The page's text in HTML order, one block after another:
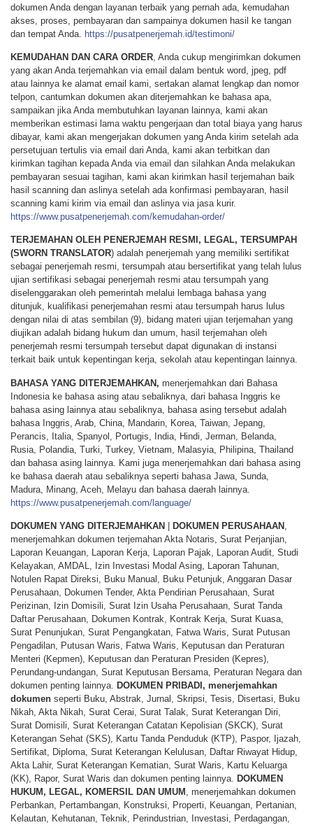
dokumen Anda dengan layanan terbaik yang pernah ada, kemudahan
akses, proses, pembayaran dan sampainya dokumen hasil ke tangan
dan tempat Anda. https://pusatpenerjemah.id/testimoni/
KEMUDAHAN DAN CARA ORDER, Anda cukup mengirimkan dokumen
yang akan Anda terjemahkan via email dalam bentuk word, jpeg, pdf
atau lainnya ke alamat email kami, sertakan alamat lengkap dan nomor
telpon, cantumkan dokumen akan diterjemahkan ke bahasa apa,
sampaikan jika Anda membutuhkan layanan lainnya, kami akan
memberikan estimasi lama waktu pengerjaan dan total biaya yang harus
dibayar, kami akan mengerjakan dokumen yang Anda kirim setelah ada
persetujuan tertulis via email dari Anda, kami akan terbitkan dan
kirimkan tagihan kepada Anda via email dan silahkan Anda melakukan
pembayaran sesuai tagihan, kami akan kirimkan hasil terjemahan baik
hasil scanning dan aslinya setelah ada konfirmasi pembayaran, hasil
scanning kami kirim via email dan aslinya via jasa kurir.
https://www.pusatpenerjemah.com/kemudahan-order/
TERJEMAHAN OLEH PENERJEMAH RESMI, LEGAL, TERSUMPAH
(SWORN TRANSLATOR) adalah penerjemah yang memiliki sertifikat
sebagai penerjemah resmi, tersumpah atau bersertifikat yang telah lulus
ujian sertifikasi sebagai penerjemah resmi atau tersumpah yang
diselenggarakan oleh pemerintah melalui lembaga bahasa yang
ditunjuk, kualifikasi penerjemahan resmi atau tersumpah harus lulus
dengan nilai di atas sembilan (9), bidang materi ujian terjemahan yang
diujikan adalah bidang hukum dan umum, hasil terjemahan oleh
penerjemah resmi tersumpah tersebut dapat digunakan di instansi
terkait baik untuk kepentingan kerja, sekolah atau kepentingan lainnya.
BAHASA YANG DITERJEMAHKAN, menerjemahkan dari Bahasa
Indonesia ke bahasa asing atau sebaliknya, dari bahasa Inggris ke
bahasa asing lainnya atau sebaliknya, bahasa asing tersebut adalah
bahasa Inggris, Arab, China, Mandarin, Korea, Taiwan, Jepang,
Perancis, Italia, Spanyol, Portugis, India, Hindi, Jerman, Belanda,
Rusia, Polandia, Turki, Turkey, Vietnam, Malasyia, Philipina, Thailand
dan bahasa asing lainnya. Kami juga menerjemahkan dari bahasa asing
ke bahasa daerah atau sebaliknya seperti bahasa Jawa, Sunda,
Madura, Minang, Aceh, Melayu dan bahasa daerah lainnya.
https://www.pusatpenerjemah.com/language/
DOKUMEN YANG DITERJEMAHKAN DOKUMEN PERUSAHAAN ,
menerjemahkan dokumen terjemahan Akta Notaris, Surat Perjanjian,
Laporan Keuangan, Laporan Kerja, Laporan Pajak, Laporan Audit, Studi
Kelayakan, AMDAL, Izin Investasi Modal Asing, Laporan Tahunan,
Notulen Rapat Direksi, Buku Manual, Buku Petunjuk, Anggaran Dasar
Perusahaan, Dokumen Tender, Akta Pendirian Perusahaan, Surat
Perizinan, Izin Domisili, Surat Izin Usaha Perusahaan, Surat Tanda
Daftar Perusahaan, Dokumen Kontrak, Kontrak Kerja, Surat Kuasa,
Surat Penunjukan, Surat Pengangkatan, Fatwa Waris, Surat Putusan
Pengadilan, Putusan Waris, Fatwa Waris, Keputusan dan Peraturan
Menteri (Kepmen), Keputusan dan Peraturan Presiden (Kepres),
Perundang-undangan, Surat Keputusan Bersama, Peraturan Negara dan
dokumen penting lainnya. DOKUMEN PRIBADI, menerjemahkan
dokumen seperti Buku, Abstrak, Jurnal, Skripsi, Tesis, Disertasi, Buku
Nikah, Akta Nikah, Surat Cerai, Surat Talak, Surat Keterangan Diri,
Surat Domisili, Surat Keterangan Catatan Kepolisian (SKCK), Surat
Keterangan Sehat (SKS), Kartu Tanda Penduduk (KTP), Paspor, Ijazah,
Sertifikat, Diploma, Surat Keterangan Kelulusan, Daftar Riwayat Hidup,
Akta Lahir, Surat Keterangan Kematian, Surat Waris, Kartu Keluarga
(KK), Rapor, Surat Waris dan dokumen penting lainnya. DOKUMEN
HUKUM, LEGAL, KOMERSIL DAN UMUM , menerjemahkan dokumen
Perbankan, Pertambangan, Konstruksi, Properti, Keuangan, Pertanian,
Kelautan, Kehutanan, Teknik, Perindustrian, Investasi, Perdagangan,